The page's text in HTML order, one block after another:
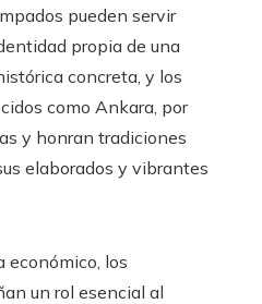
pueden servir
propia de una
concreta, y los
como Ankara, por
y honran tradiciones
elaborados y vibrantes
económico, los
un rol esencial al